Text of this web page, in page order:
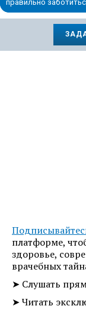
правильно
платформе,
здоровье,
врачебных
➤ Слушать
➤ Читать